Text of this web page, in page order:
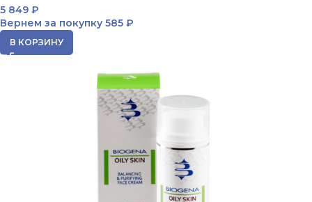
5 849 ₽
Вернем за покупку 585 ₽
В КОРЗИНУ